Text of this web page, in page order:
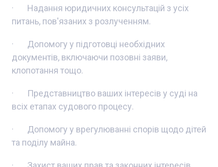
· Надання юридичних консультацій з усіх
питань, пов'язаних з розлученням.
· Допомогу у підготовці необхідних
документів, включаючи позовні заяви,
клопотання тощо.
· Представництво ваших інтересів у суді на
всіх етапах судового процесу.
· Допомогу у врегулюванні спорів щодо дітей
та поділу майна.